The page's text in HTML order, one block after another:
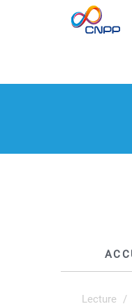
Lecture